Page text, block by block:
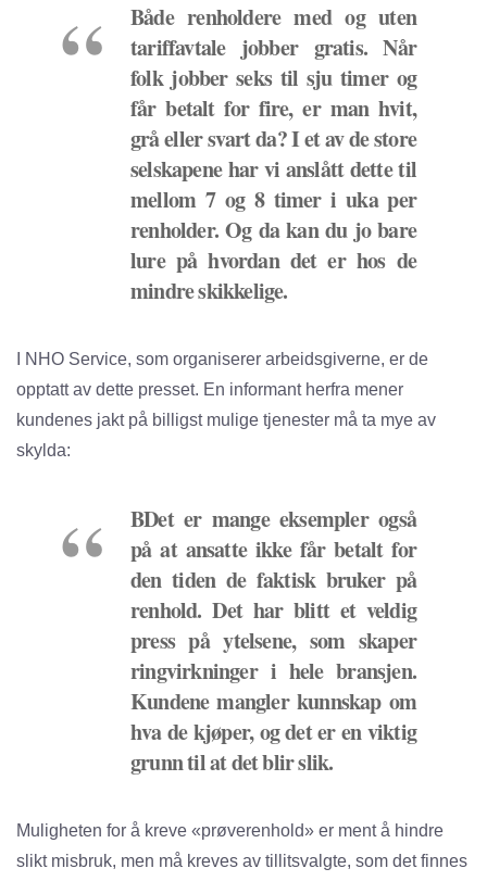
Både renholdere med og uten
tariffavtale jobber gratis. Når
folk jobber seks til sju timer og
får betalt for fire, er man hvit,
grå eller svart da? I et av de store
selskapene har vi anslått dette til
mellom 7 og 8 timer i uka per
renholder. Og da kan du jo bare
lure på hvordan det er hos de
mindre skikkelige.
I NHO Service, som organiserer arbeidsgiverne, er de
opptatt av dette presset. En informant herfra mener
kundenes jakt på billigst mulige tjenester må ta mye av
skylda:
BDet er mange eksempler også
på at ansatte ikke får betalt for
den tiden de faktisk bruker på
renhold. Det har blitt et veldig
press på ytelsene, som skaper
ringvirkninger i hele bransjen.
Kundene mangler kunnskap om
hva de kjøper, og det er en viktig
grunn til at det blir slik.
Muligheten for å kreve «prøverenhold» er ment å hindre
slikt misbruk, men må kreves av tillitsvalgte, som det finnes